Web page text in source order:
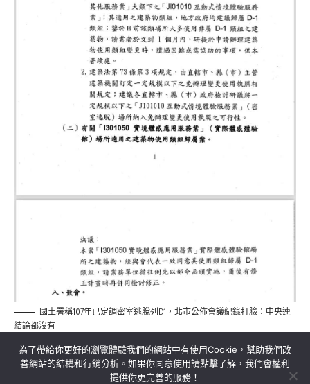
國土署稱107年已定調密室逃脫列D1，北市公佈會議紀錄打臉：中央連
結論都沒有
關於我們 隱私權政策 聯絡我們
為了帶給你更好的瀏覽體驗我們的網站中有使用Cookie，幫助我們改
善網站的結構和行銷分析。如果你同意使用請點擊了解，我們會權利
提供你更完善的服務！